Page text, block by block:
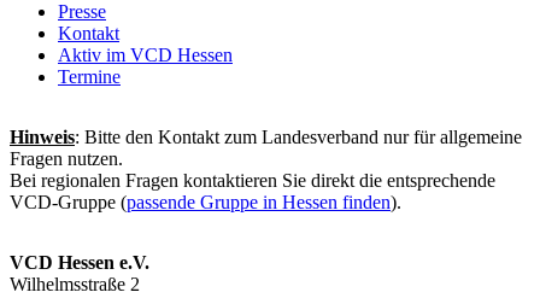
Presse
Kontakt
Aktiv im VCD Hessen
Termine
Hinweis: Bitte den Kontakt zum Landesverband nur für allgemeine
Fragen nutzen.
Bei regionalen Fragen kontaktieren Sie direkt die entsprechende
VCD-Gruppe (passende Gruppe in Hessen finden).
VCD Hessen e.V.
Wilhelmsstraße 2